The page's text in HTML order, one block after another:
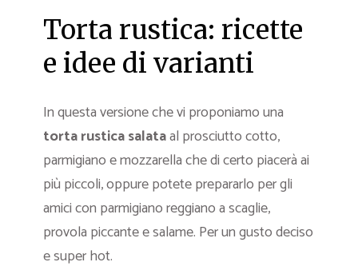
Torta rustica: ricette
e idee di varianti
In questa versione che vi proponiamo una
torta rustica salataal prosciutto cotto,
parmigiano e mozzarella che di certo piacerà ai
più piccoli, oppure potete prepararlo per gli
amici con parmigiano reggiano a scaglie,
provola piccante e salame. Per un gusto deciso
e super hot.